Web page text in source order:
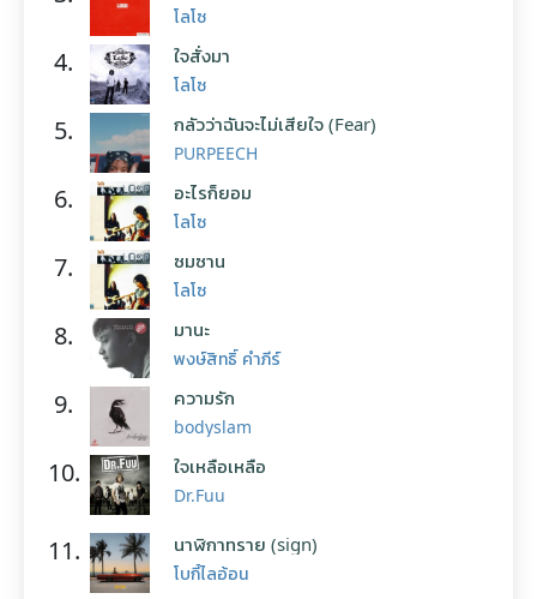
โลโซ
4. ใจสั่งมา
โลโซ
5. กลัวว่าฉันจะไม่เสียใจ (Fear)
PURPEECH
6. อะไรก็ยอม
โลโซ
7. ซมซาน
โลโซ
8. มานะ
พงษ์สิทธิ์ คำภีร์
9. ความรัก
bodyslam
10. ใจเหลือเหลือ
Dr.Fuu
11. นาฬิกาทราย (sign)
โบกี้ไลอ้อน